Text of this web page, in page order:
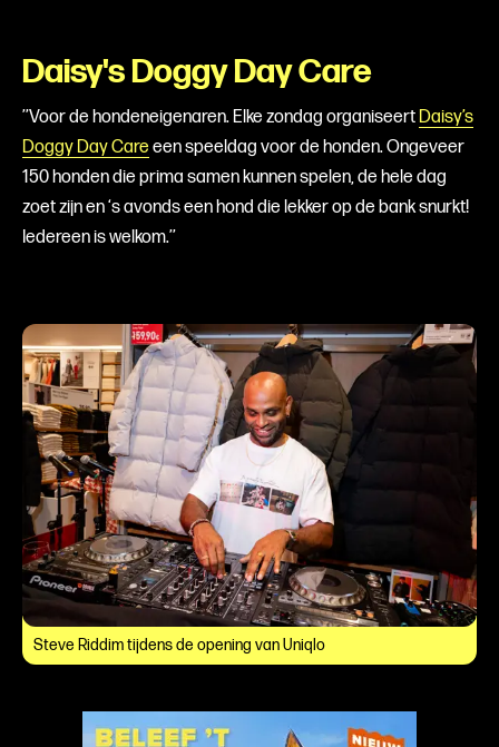
Daisy's Doggy Day Care
’’Voor de hondeneigenaren. Elke zondag organiseertDaisy’s
Doggy Day Care een speeldag voor de honden. Ongeveer
150 honden die prima samen kunnen spelen, de hele dag
zoet zijn en ‘s avonds een hond die lekker op de bank snurkt!
Iedereen is welkom.’’
Steve Riddim tijdens de opening van Uniqlo